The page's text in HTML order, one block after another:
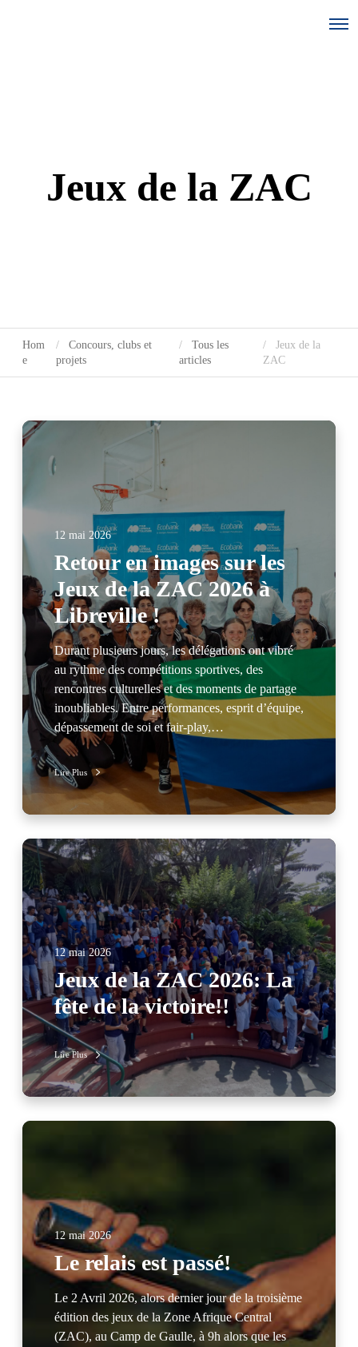
Jeux de la ZAC
Hom
e
Concours, clubs et
projets
Tous les
articles
Jeux de la
ZAC
12 mai 2026
Retour en images sur les
Jeux de la ZAC 2026 à
Libreville !
Durant plusieurs jours, les délégations ont vibré
au rythme des compétitions sportives, des
rencontres culturelles et des moments de partage
inoubliables. Entre performances, esprit d’équipe,
dépassement de soi et fair-play,…
Lire Plus
12 mai 2026
Jeux de la ZAC 2026: La
fête de la victoire!!
Lire Plus
12 mai 2026
Le relais est passé!
Le 2 Avril 2026, alors dernier jour de la troisième
édition des jeux de la Zone Afrique Central
(ZAC), au Camp de Gaulle, à 9h alors que les